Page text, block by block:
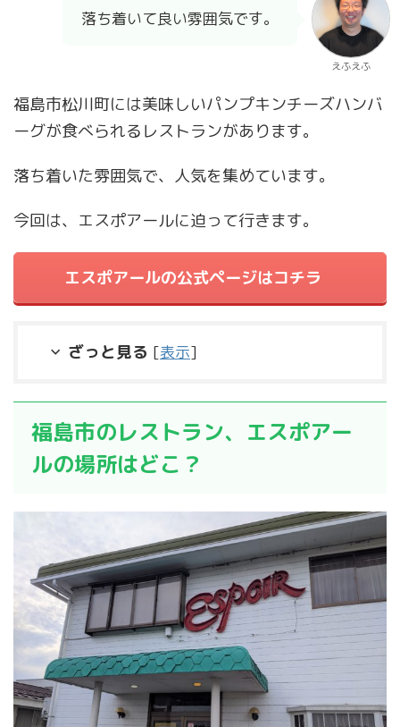
落ち着いて良い雰囲気です。
えふえふ
福島市松川町には美味しいパンプキンチーズハンバ
ーグが食べられるレストランがあります。
落ち着いた雰囲気で、人気を集めています。
今回は、エスポアールに迫って行きます。
エスポアールの公式ページはコチラ
ざっと見る [表示]
福島市のレストラン、エスポアー
ルの場所はどこ？